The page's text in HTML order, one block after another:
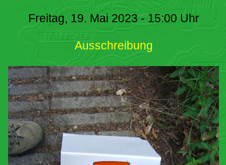
Freitag, 19. Mai 2023 - 15:00 Uhr
Ausschreibung